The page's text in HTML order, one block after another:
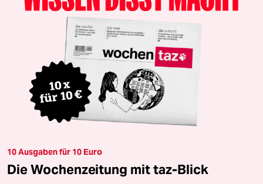
10 Ausgaben für 10 Euro
Die Wochenzeitung mit taz-Blick